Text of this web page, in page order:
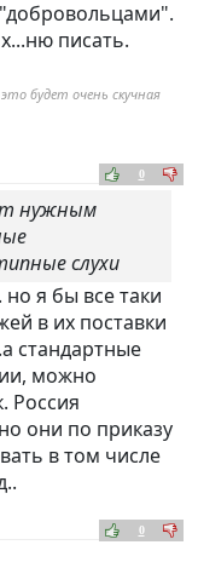
писать.
будет очень скучная
0
нужным
слухи
я бы все таки
в их поставки
стандартные
можно
Россия
они по приказу
в том числе
0